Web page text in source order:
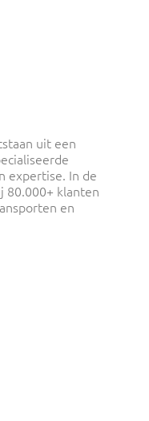
uit een
expertise. In de
80.000+ klanten
en